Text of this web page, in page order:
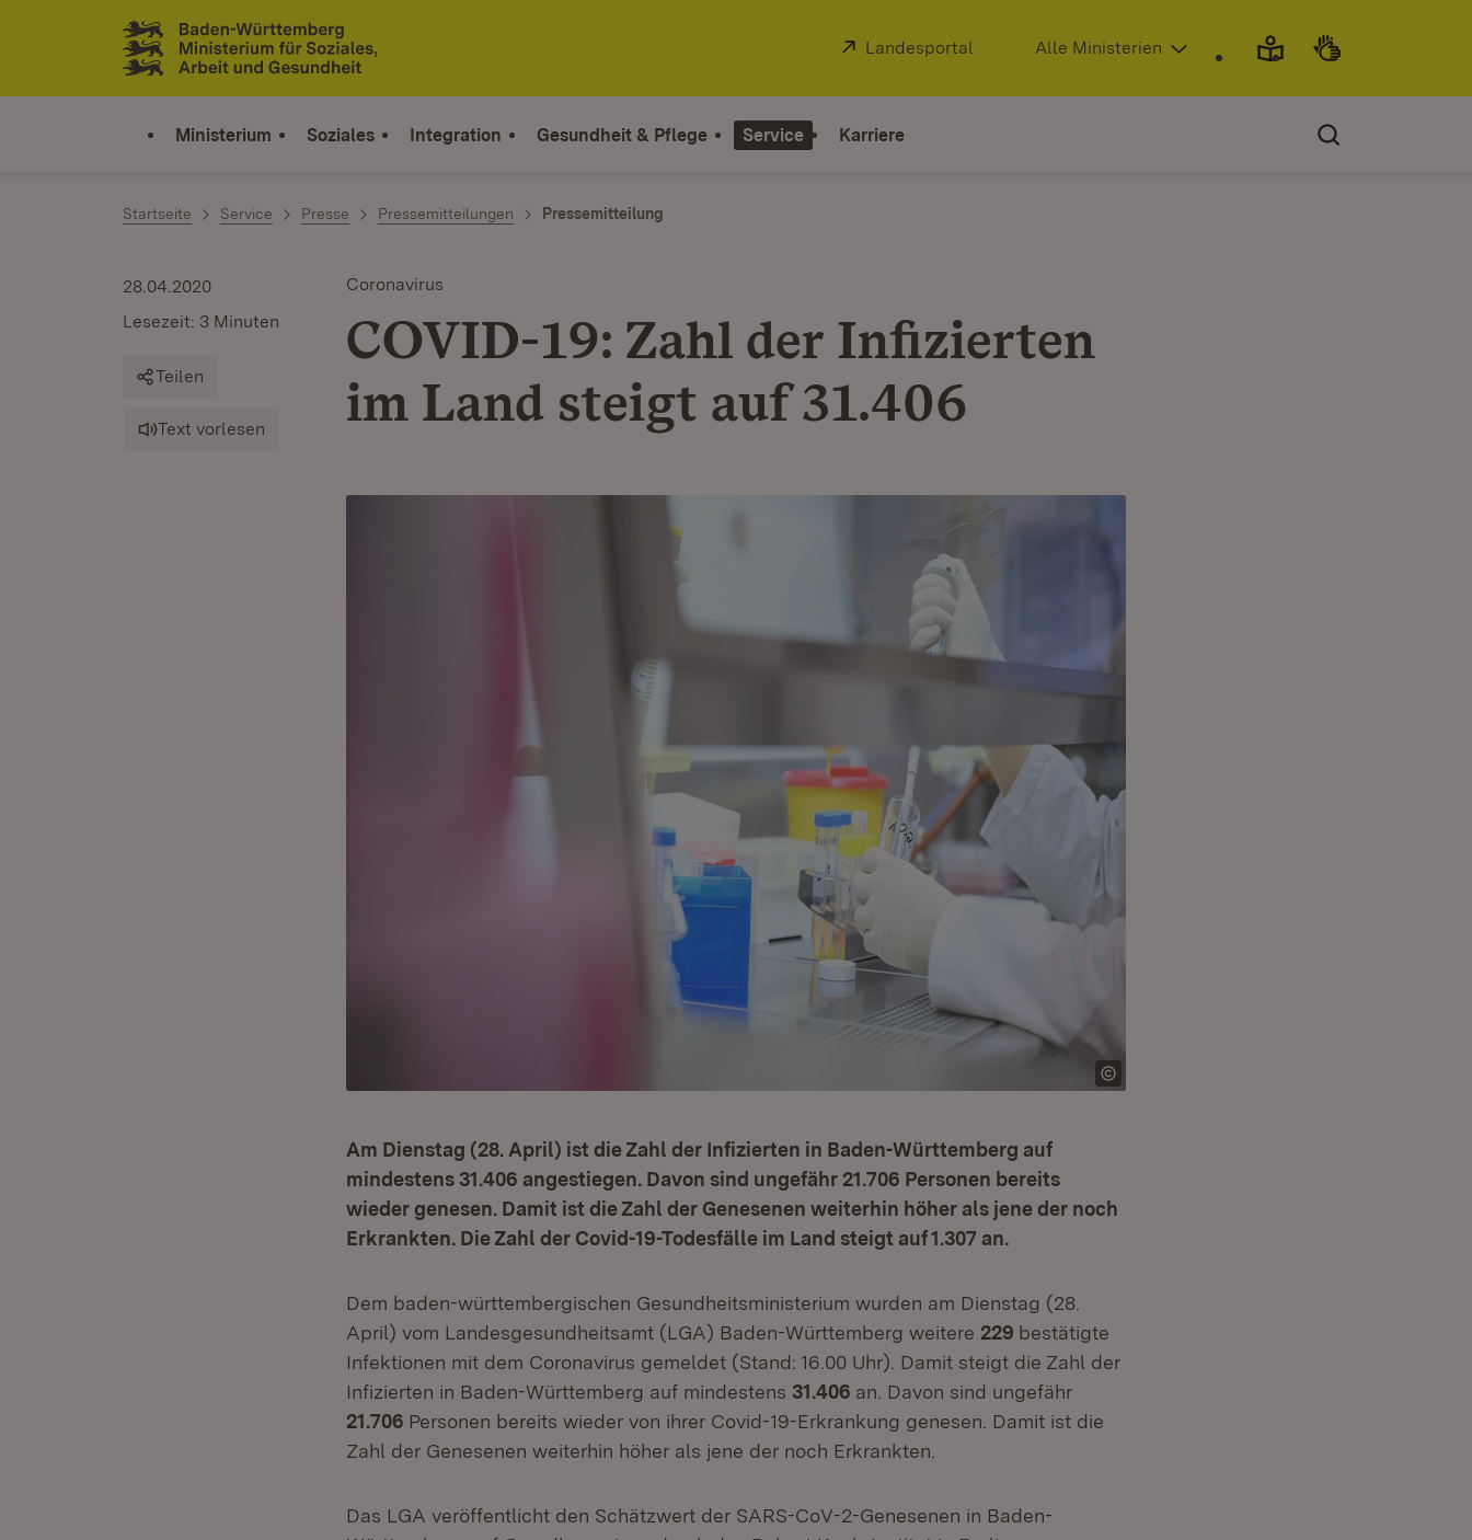
Zum Inhalt springen
Link zur Startseite
Extern:
Landesportal (Öffnet in neuem Fenster)
Alle Ministerien
Ministerium Soziales Integration Gesundheit & Pflege Service Karriere
Startseite Service Presse Pressemitteilungen Pressemitteilung
Coronavirus
COVID-19: Zahl der Infizierten
im Land steigt auf 31.406
28.04.2020
Lesezeit: 3 Minuten
Teilen
Text vorlesen
Am Dienstag (28. April) ist die Zahl der Infizierten in Baden-Württemberg auf
mindestens 31.406 angestiegen. Davon sind ungefähr 21.706 Personen bereits
wieder genesen. Damit ist die Zahl der Genesenen weiterhin höher als jene der noch
Erkrankten. Die Zahl der Covid-19-Todesfälle im Land steigt auf 1.307 an.
Dem baden-württembergischen Gesundheitsministerium wurden am Dienstag (28.
April) vom Landesgesundheitsamt (LGA) Baden-Württemberg weitere 229 bestätigte
Infektionen mit dem Coronavirus gemeldet (Stand: 16.00 Uhr). Damit steigt die Zahl der
Infizierten in Baden-Württemberg auf mindestens 31.406 an. Davon sind ungefähr
21.706 Personen bereits wieder von ihrer Covid-19-Erkrankung genesen. Damit ist die
Zahl der Genesenen weiterhin höher als jene der noch Erkrankten.
Das LGA veröffentlicht den Schätzwert der SARS-CoV-2-Genesenen in Baden-